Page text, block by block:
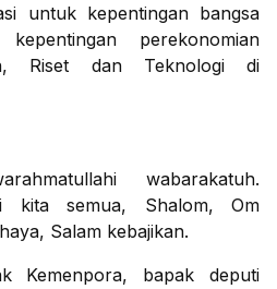
untuk kepentingan bangsa
perekonomian
Riset dan Teknologi di
wabarakatuh.
kita semua, Shalom, Om
Salam kebajikan.
Kemenpora, bapak deputi